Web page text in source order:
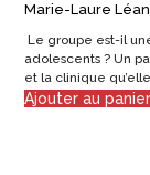
Marie-Laure
Le groupe est-il
adolescents ? Un
et la clinique
Ajouter au panier